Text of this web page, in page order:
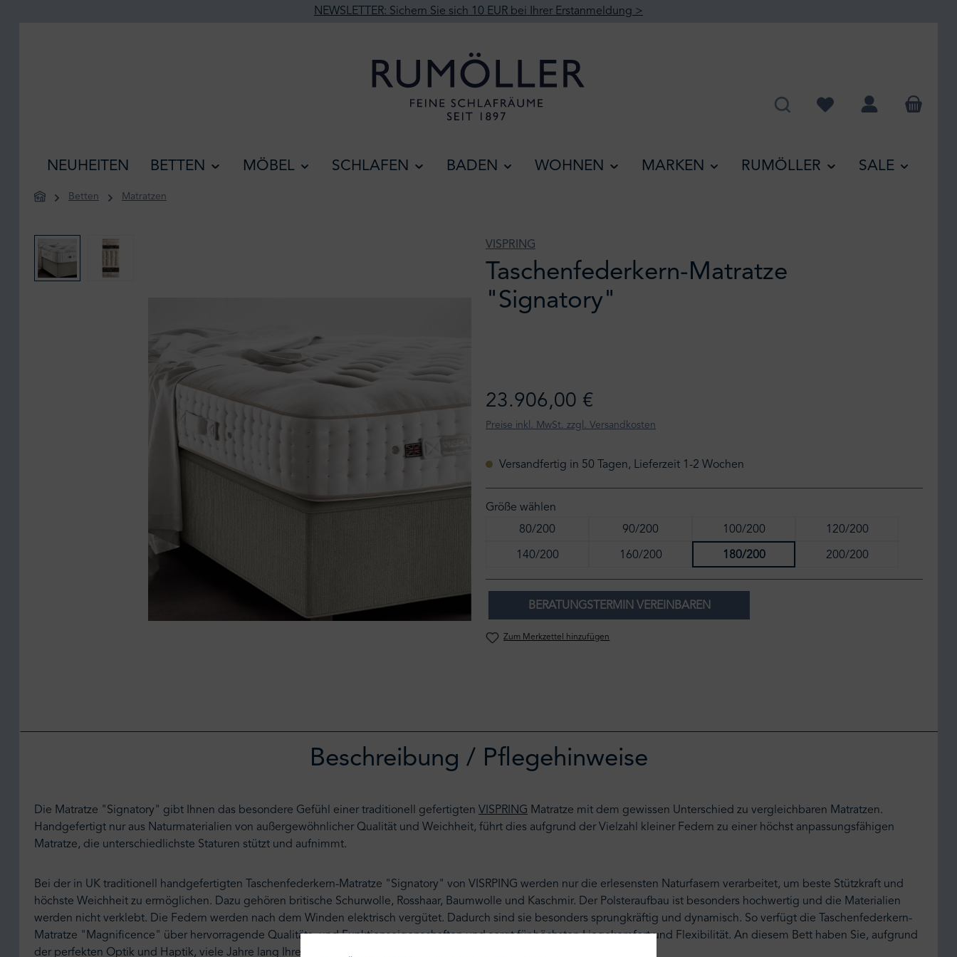
NEWSLETTER: Sichern Sie sich 10 EUR bei Ihrer Erstanmeldung >
Du hast 0 Produkte auf
NEUHEITEN BETTEN MÖBEL SCHLAFEN BADEN WOHNEN MARKEN RUMÖLLER SALE
Betten Matratzen
VISPRING
Taschenfederkern-Matratze
"Signatory"
23.906,00 €
Preise inkl. MwSt. zzgl. Versandkosten
Versandfertig in 50 Tagen, Lieferzeit 1-2 Wochen
Größe wählen
80/200
90/200 100/200 120/200
140/200 160/200 180/200 200/200
BERATUNGSTERMIN VEREINBAREN
Zum Merkzettel hinzufügen
Beschreibung / Pflegehinweise
Die Matratze "Signatory" gibt Ihnen das besondere Gefühl einer traditionell gefertigten VISPRING Matratze mit dem gewissen Unterschied zu vergleichbaren Matratzen.
Handgefertigt nur aus Naturmaterialien von außergewöhnlicher Qualität und Weichheit, führt dies aufgrund der Vielzahl kleiner Federn zu einer höchst anpassungsfähigen
Matratze, die unterschiedlichste Staturen stützt und aufnimmt.
Bei der in UK traditionell handgefertigten Taschenfederkern-Matratze "Signatory" von VISRPING werden nur die erlesensten Naturfasern verarbeitet, um beste Stützkraft und
höchste Weichheit zu ermöglichen. Dazu gehören britische Schurwolle, Rosshaar, Baumwolle und Kaschmir. Der Polsteraufbau ist besonders hochwertig und die Materialien
werden nicht verklebt. Die Federn werden nach dem Winden elektrisch vergütet. Dadurch sind sie besonders sprungkräftig und dynamisch. So verfügt die Taschenfederkern-
Matratze "Magnificence" über hervorragende Qualitäts- und Funktionseigenschaften und sorgt für höchsten Liegekomfort und Flexibilität. An diesem Bett haben Sie, aufgrund
der perfekten Optik und Haptik, viele Jahre lang Ihre Freude.